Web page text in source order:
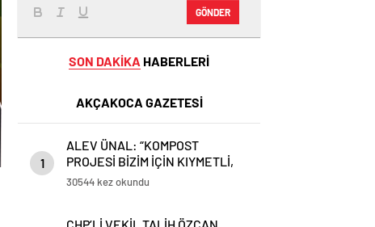
GÖNDER
SON DAKİKA HABERLERİ
AKÇAKOCA GAZETESİ
1
ALEV ÜNAL: “KOMPOST
PROJESİ BİZİM İÇİN KIYMETLİ,
ÜRETİME GEÇECEĞİZ”
30544 kez okundu